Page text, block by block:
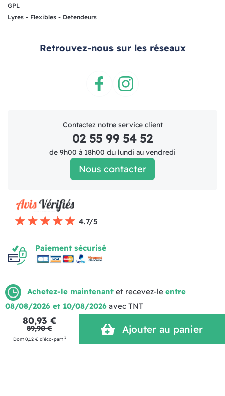
Achetez-le maintenant et recevez-le entre
08/08/2026 et 10/08/2026 avec TNT
80,93 €
89,90 €
Dont 0,12 € d'éco-part 1
Ajouter au panier
GPL
Lyres - Flexibles - Detendeurs
Retrouvez-nous sur les réseaux
Contactez notre service client
02 55 99 54 52
de 9h00 à 18h00 du lundi au vendredi
Nous contacter
4.7/5
Paiement sécurisé
Mentions légales Politique de livraison
Politique de Confidentialité Réalisation MOTION4EVER